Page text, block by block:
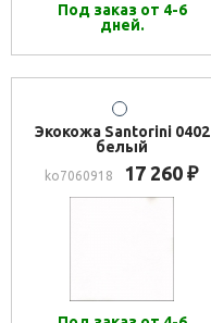
Под заказ от 4-6
дней.
Экокожа Santorini 0402
белый
ko7060918 17 260 ₽